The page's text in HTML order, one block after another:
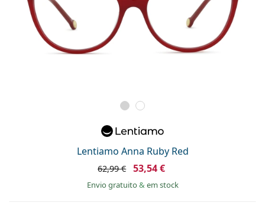
Lentiamo Anna Ruby Red
62,99 € 53,54 €
Envio gratuito& em stock